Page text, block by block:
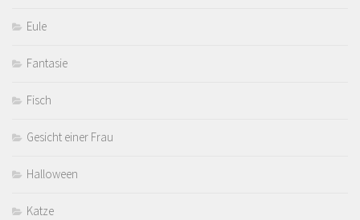
Eule
Fantasie
Fisch
Gesicht einer Frau
Halloween
Katze